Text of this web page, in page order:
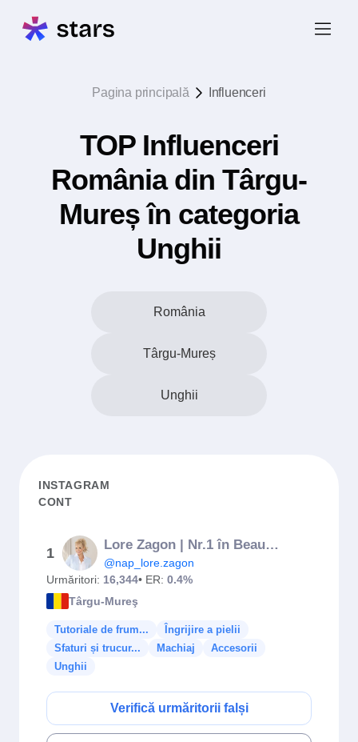
Pagina principală Influenceri
TOP Influenceri
România din Târgu-
Mureș în categoria
Unghii
România
Târgu-Mureș
Unghii
INSTAGRAM
CONT
1
Lore Zagon | Nr.1 în Beauty Business
@nap_lore.zagon
Urmăritori: 16,344• ER: 0.4%
Târgu-Mureş
Tutoriale de frum...
Îngrijire a pielii
Sfaturi și trucur...
Machiaj
Accesorii
Unghii
Verifică urmăritorii falși